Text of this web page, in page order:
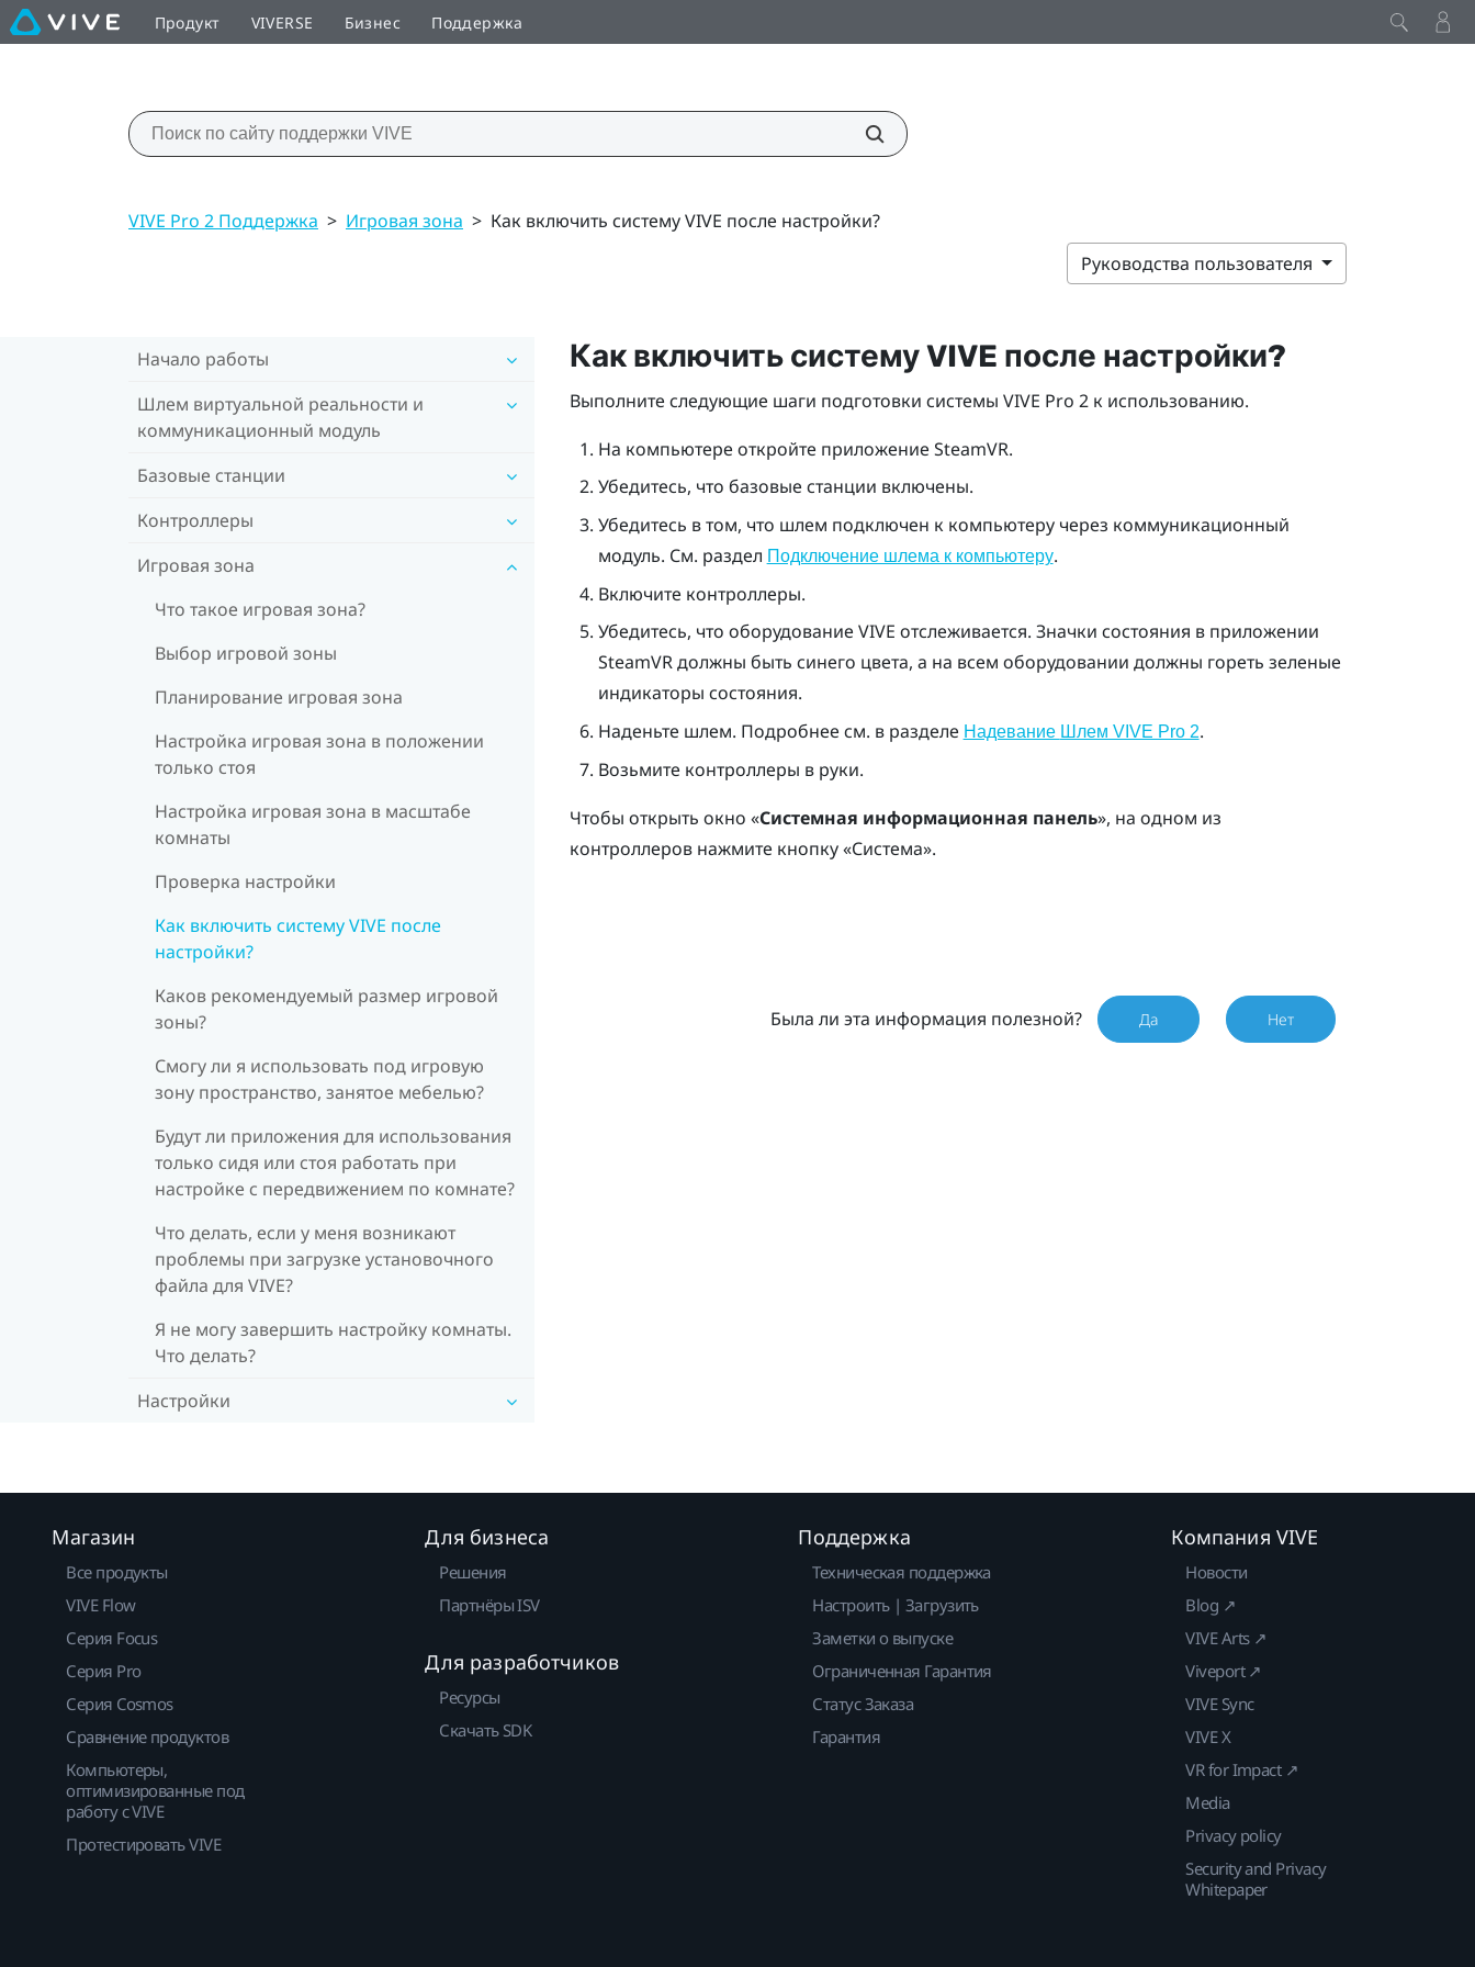
Продукт VIVERSE Бизнес Поддержка
VIVE Pro 2 Поддержка > Игровая зона > Как включить систему VIVE после настройки?
Руководства пользователя
Начало работы
Шлем виртуальной реальности и
коммуникационный модуль
Базовые станции
Контроллеры
Игровая зона
Что такое игровая зона?
Выбор игровой зоны
Планирование игровая зона
Настройка игровая зона в положении
только стоя
Настройка игровая зона в масштабе
комнаты
Проверка настройки
Как включить систему VIVE после
настройки?
Каков рекомендуемый размер игровой
зоны?
Смогу ли я использовать под игровую
зону пространство, занятое мебелью?
Будут ли приложения для использования
только сидя или стоя работать при
настройке с передвижением по комнате?
Что делать, если у меня возникают
проблемы при загрузке установочного
файла для VIVE?
Я не могу завершить настройку комнаты.
Что делать?
Настройки
Как включить системуVIVE после настройки?
Выполните следующие шаги подготовки системы VIVE Pro 2к использованию.
На компьютере откройте приложение SteamVR.
Убедитесь, что базовые станции включены.
Убедитесь в том, что шлем подключен к компьютеру через коммуникационный
модуль. См. раздел Подключение шлема к компьютеру.
Включите контроллеры.
Убедитесь, что оборудование VIVE отслеживается. Значки состояния в приложении
SteamVRдолжны быть синего цвета, а на всем оборудовании должны гореть зеленые
индикаторы состояния.
Наденьте шлем. Подробнее см. в разделе Надевание Шлем VIVE Pro 2.
Возьмите контроллеры в руки.
Чтобы открыть окно «Системная информационная панель», на одном из
контроллеров нажмите кнопку «Система».
Была ли эта информация полезной? Да Нет
Магазин
Все продукты
VIVE Flow
Серия Focus
Серия Pro
Серия Cosmos
Сравнение продуктов
Компьютеры,
оптимизированные под
работу с VIVE
Протестировать VIVE
Для бизнеса
Решения
Партнёры ISV
Для разработчиков
Ресурсы
Скачать SDK
Поддержка
Техническая поддержка
Настроить | Загрузить
Заметки о выпуске
Ограниченная Гарантия
Статус Заказа
Гарантия
Компания VIVE
Новости
Blog ↗
VIVE Arts ↗
Viveport ↗
VIVE Sync
VIVE X
VR for Impact ↗
Media
Privacy policy
Security and Privacy
Whitepaper